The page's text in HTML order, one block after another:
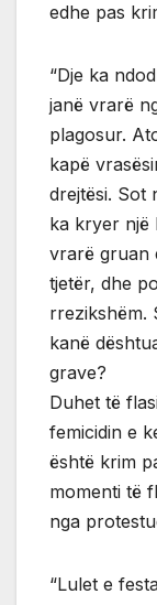
edhe pas
“Dje ka
janë vrarë
plagosur.
kapë
drejtësi. Sot
ka kryer një
vrarë gruan
tjetër, dhe
rrezikshëm.
kanë
grave?
Duhet të
femicidin e
është krim
momenti të
nga
“Lulet e